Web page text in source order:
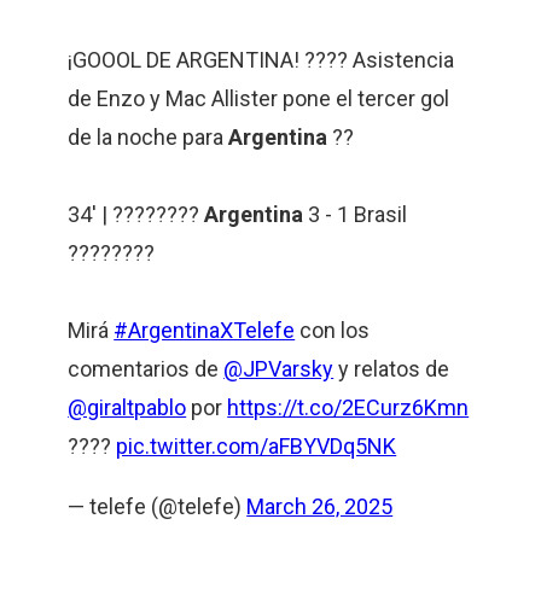
¡GOOOL DE ARGENTINA! ???? Asistencia
de Enzo y Mac Allister pone el tercer gol
de la noche paraArgentina ??
34' | ???????? Argentina 3 - 1 Brasil
????????
Mirá #ArgentinaXTelefe con los
comentarios de @JPVarskyy relatos de
@giraltpablo por https://t.co/2ECurz6Kmn
???? pic.twitter.com/aFBYVDq5NK
— telefe (@telefe) March 26, 2025